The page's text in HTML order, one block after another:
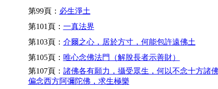
第99頁： 必生淨土
第101頁： 一真法界
第103頁： 介爾之心，居於方寸，何能包許遠佛土
第105頁： 唯心念佛法門（解脫長者示善財）
第107頁： 諸佛各有願力，攝受眾生，何以不念十方諸
偏念西方阿彌陀佛，求生極樂